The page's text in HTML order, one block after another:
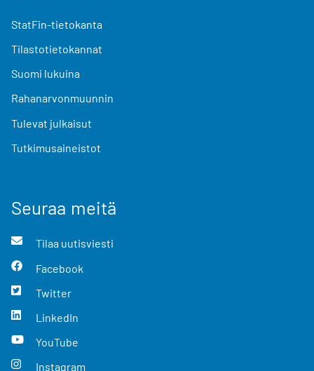
StatFin-tietokanta
Tilastotietokannat
Suomi lukuina
Rahanarvonmuunnin
Tulevat julkaisut
Tutkimusaineistot
Seuraa meitä
Tilaa uutisviesti
Facebook
Twitter
LinkedIn
YouTube
Instagram